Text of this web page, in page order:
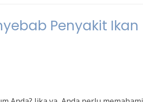
Penyakit Ikan